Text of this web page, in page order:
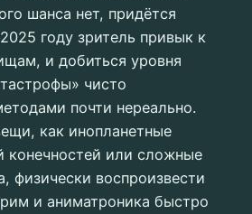
шанса нет, придётся
году зритель привык к
и добиться уровня
чисто
почти нереально.
как инопланетные
конечностей или сложные
физически воспроизвести
и аниматроника быстро